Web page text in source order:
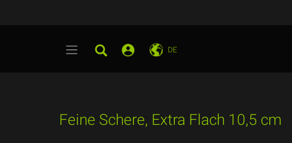
DE
Feine Schere, Extra Flach 10,5 cm